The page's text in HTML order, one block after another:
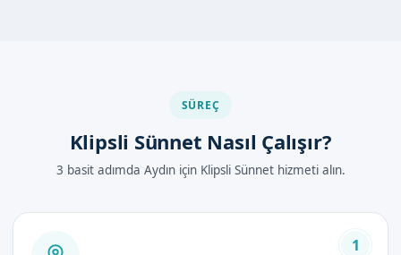
ardından sünnet bölgesine klip yerleştirilir. Son olarak,
Randevu formumuzdan bize ulaşabilirsiniz.
SÜREÇ
Klipsli Sünnet Nasıl Çalışır?
3 basit adımda Aydın için Klipsli Sünnet hizmeti alın.
1